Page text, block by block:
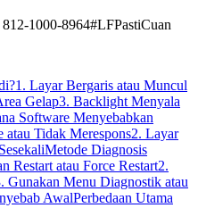
1000-8964#LFPastiCuan
1. Layar Bergaris atau Muncul
Gelap3. Backlight Menyala
Software Menyebabkan
atau Tidak Merespons2. Layar
Metode Diagnosis
Restart atau Force Restart2.
Gunakan Menu Diagnostik atau
AwalPerbedaan Utama